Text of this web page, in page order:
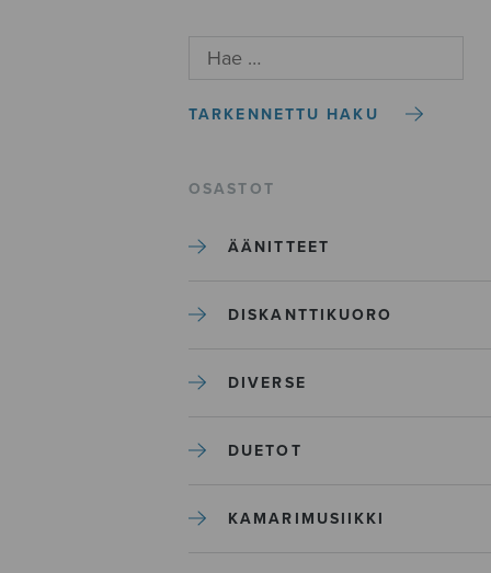
TARKENNETTU HAKU
OSASTOT
ÄÄNITTEET
DISKANTTIKUORO
DIVERSE
DUETOT
KAMARIMUSIIKKI